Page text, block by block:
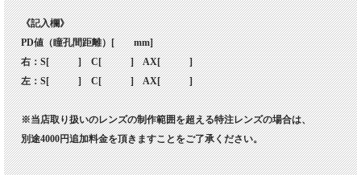
《記入欄》
PD値（瞳孔間距離）[ mm]
右：S[ ] C[ ] AX[ ]
左：S[ ] C[ ] AX[ ]
※当店取り扱いのレンズの制作範囲を超える特注レンズの場合は、
別途4000円追加料金を頂きますことをご了承ください。